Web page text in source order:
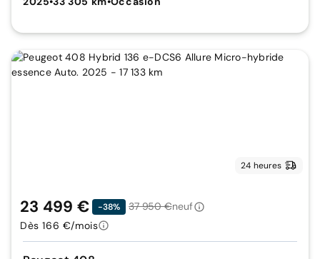
24 heures
23 499 € -38% 37 950 €neuf
Dès 166 €/mois